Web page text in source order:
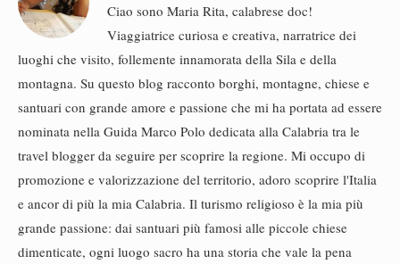
Ciao sono Maria Rita, calabrese doc!
Viaggiatrice curiosa e creativa, narratrice dei
luoghi che visito, follemente innamorata della Sila e della
montagna. Su questo blog racconto borghi, montagne, chiese e
santuari con grande amore e passione che mi ha portata ad essere
nominata nella Guida Marco Polo dedicata alla Calabria tra le
travel blogger da seguire per scoprire la regione. Mi occupo di
promozione e valorizzazione del territorio, adoro scoprire l'Italia
e ancor di più la mia Calabria. Il turismo religioso è la mia più
grande passione: dai santuari più famosi alle piccole chiese
dimenticate, ogni luogo sacro ha una storia che vale la pena